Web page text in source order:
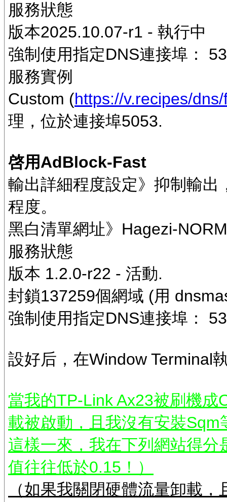
服務狀態
版本2025.10.07-r1 - 執行中
強制使用指定DNS連接埠：
服務實例
Custom (https://v.recipes/
理，位於連接埠5053.
啓用AdBlock-Fast
輸出詳細程度設定》抑制輸
程度。
黑白清單網址》Hagezi-
服務狀態
版本 1.2.0-r22 - 活動.
封鎖137259個網域 (用
強制使用指定DNS連接埠：
設好后，在Window Terminal
當我的TP-Link Ax23被刷機
載被啟動，且我沒有安裝Sqm
這樣一來，我在下列網站得
值往往低於0.15！）
（如果我關閉硬體流量卸載